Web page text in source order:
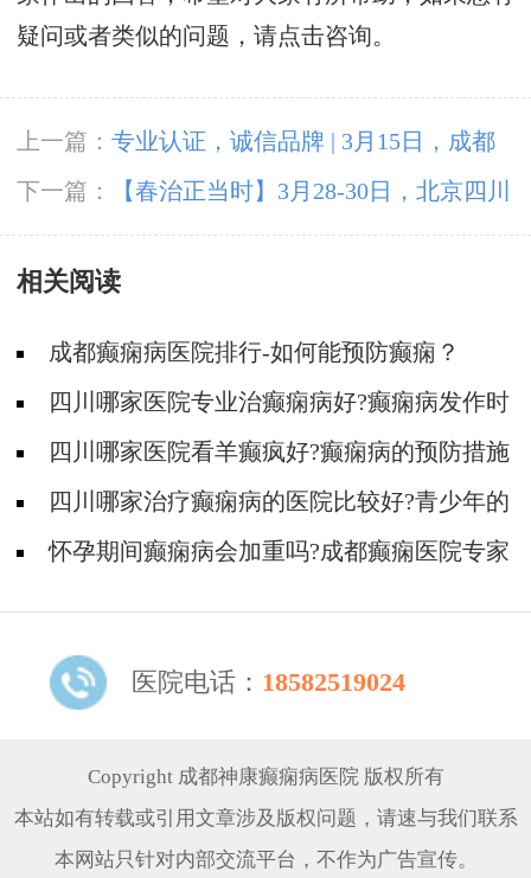
疑问或者类似的问题，请点击咨询。
上一篇： 专业认证，诚信品牌 | 3月15日，成都
神康癫痫医院荣登消费质量报健康版
下一篇：
【春治正当时】‌3月28-30日，北京四川
专家免费会诊，助力癫痫患者抓住春季治疗黄金
期
相关阅读
成都癫痫病医院排行-如何能预防癫痫？
四川哪家医院专业治癫痫病好?癫痫病发作时
要注意什么?
四川哪家医院看羊癫疯好?癫痫病的预防措施
有哪些?
四川哪家治疗癫痫病的医院比较好?青少年的
日常护理要注意什么?
怀孕期间癫痫病会加重吗?成都癫痫医院专家
医院电话： 18582519024
Copyright 成都神康癫痫病医院 版权所有
本站如有转载或引用文章涉及版权问题，请速与我们联系
本网站只针对内部交流平台，不作为广告宣传。